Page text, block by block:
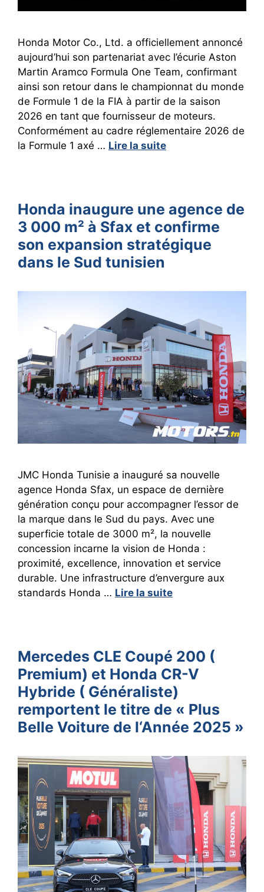
Honda Motor Co., Ltd. a officiellement annoncé
aujourd’hui son partenariat avec l’écurie Aston
Martin Aramco Formula One Team, confirmant
ainsi son retour dans le championnat du monde
de Formule 1 de la FIA à partir de la saison
2026 en tant que fournisseur de moteurs.
Conformément au cadre réglementaire 2026 de
la Formule 1 axé … Lire la suite
Honda inaugure une agence de
3 000 m² à Sfax et confirme
son expansion stratégique
dans le Sud tunisien
JMC Honda Tunisie a inauguré sa nouvelle
agence Honda Sfax, un espace de dernière
génération conçu pour accompagner l’essor de
la marque dans le Sud du pays. Avec une
superficie totale de 3000 m², la nouvelle
concession incarne la vision de Honda :
proximité, excellence, innovation et service
durable. Une infrastructure d’envergure aux
standards Honda … Lire la suite
Mercedes CLE Coupé 200 (
Premium) et Honda CR-V
Hybride ( Généraliste)
remportent le titre de « Plus
Belle Voiture de l‘Année 2025 »